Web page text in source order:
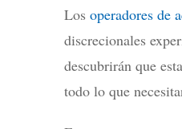
Los operadores de
discrecionales
descubrirán que
todo lo que